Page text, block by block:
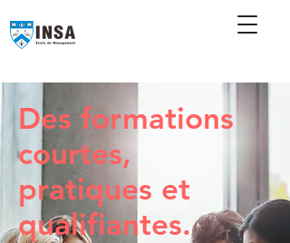
Des formations
courtes,
pratiques et
qualifiantes.